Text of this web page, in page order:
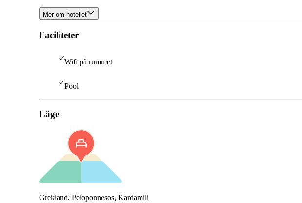
Mer om hotellet
Faciliteter
Wifi på rummet
Pool
Läge
Grekland, Peloponnesos, Kardamili